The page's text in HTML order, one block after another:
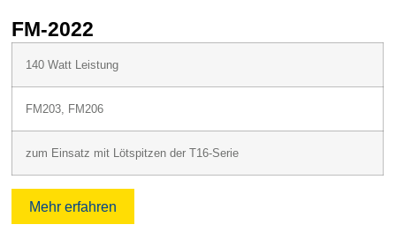
FM-2022
140 Watt Leistung
FM203, FM206
zum Einsatz mit Lötspitzen der T16-Serie
Mehr erfahren